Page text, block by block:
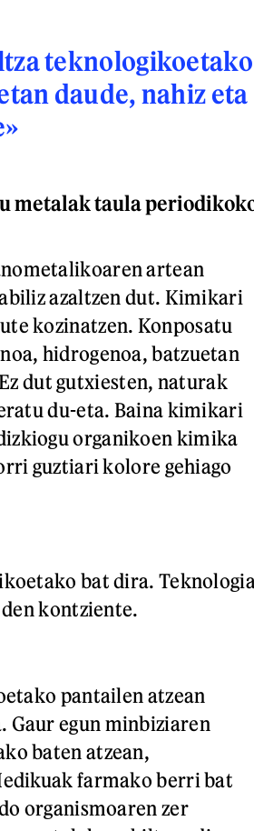
teknologikoetako
daude, nahiz eta
metalak taula
artean
azaltzen dut. Kimikari
kozinatzen. Konposatu
hidrogenoa, batzuetan
dut gutxiesten, naturak
du-eta. Baina kimikari
organikoen kimika
guztiari kolore gehiago
bat dira.
kontziente.
pantailen atzean
Gaur egun minbiziaren
baten atzean,
farmako berri bat
organismoaren zer